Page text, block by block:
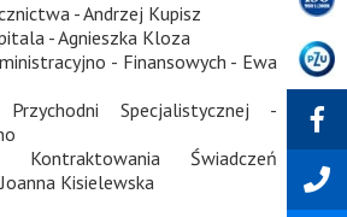
- Andrzej Kupisz
- Agnieszka Kloza
- Finansowych - Ewa
Specjalistycznej -
Świadczeń
Kisielewska